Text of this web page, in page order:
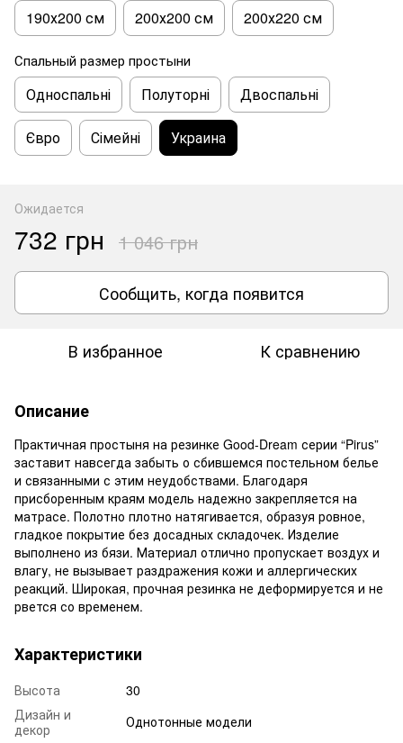
190х200 см 200х200 см 200х220 см
Спальный размер простыни
Односпальні Полуторні Двоспальні
Євро Сімейні Украина
Ожидается
732 грн 1 046 грн
Сообщить, когда появится
В избранное К сравнению
Описание
Практичная простыня на резинке Good-Dream серии “Pirus”
заставит навсегда забыть о сбившемся постельном белье
и связанными с этим неудобствами. Благодаря
присборенным краям модель надежно закрепляется на
матрасе. Полотно плотно натягивается, образуя ровное,
гладкое покрытие без досадных складочек. Изделие
выполнено из бязи. Материал отлично пропускает воздух и
влагу, не вызывает раздражения кожи и аллергических
реакций. Широкая, прочная резинка не деформируется и не
рвется со временем.
Характеристики
Высота
30
Дизайн и
декор
Однотонные модели